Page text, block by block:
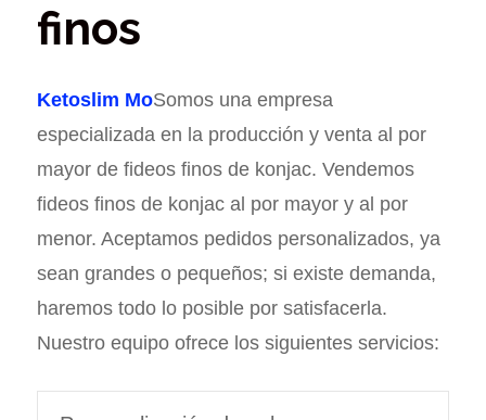
finos
Ketoslim MoSomos una empresa
especializada en la producción y venta al por
mayor de fideos finos de konjac. Vendemos
fideos finos de konjac al por mayor y al por
menor. Aceptamos pedidos personalizados, ya
sean grandes o pequeños; si existe demanda,
haremos todo lo posible por satisfacerla.
Nuestro equipo ofrece los siguientes servicios: